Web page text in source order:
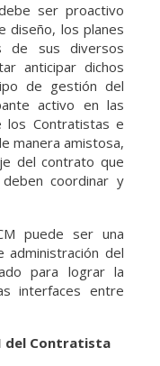
ser proactivo
diseño, los planes
de sus diversos
anticipar dichos
de gestión del
activo en las
los Contratistas e
manera amistosa,
del contrato que
coordinar y
puede ser una
del
para lograr la
interfaces entre
del Contratista